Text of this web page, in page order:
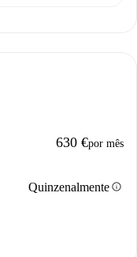
630 €por mês
Quinzenalmenteinfo